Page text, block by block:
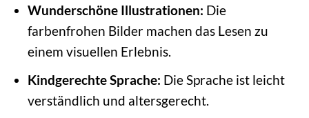
Wunderschöne Illustrationen: Die
farbenfrohen Bilder machen das Lesen zu
einem visuellen Erlebnis.
Kindgerechte Sprache: Die Sprache ist leicht
verständlich und altersgerecht.